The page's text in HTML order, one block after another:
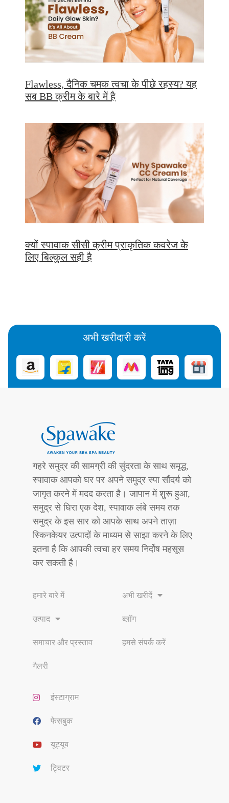
Flawless, दैनिक चमक त्वचा के पीछे रहस्य? यह
सब BB क्रीम के बारे में है
क्यों स्पावाक सीसी क्रीम प्राकृतिक कवरेज के
लिए बिल्कुल सही है
अभी खरीदारी करें
गहरे समुद्र की सामग्री की सुंदरता के साथ समृद्ध,
स्पावाक आपको घर पर अपने समुद्र स्पा सौंदर्य को
जागृत करने में मदद करता है। जापान में शुरू हुआ,
समुद्र से घिरा एक देश, स्पावाक लंबे समय तक
समुद्र के इस सार को आपके साथ अपने ताज़ा
स्किनकेयर उत्पादों के माध्यम से साझा करने के लिए
इतना है कि आपकी त्वचा हर समय निर्दोष महसूस
कर सकती है।
हमारे बारे में
उत्पाद
समाचार और प्रस्ताव
गैलरी
अभी खरीदें
ब्लॉग
हमसे संपर्क करें
इंस्टाग्राम
फेसबुक
यूट्यूब
ट्विटर